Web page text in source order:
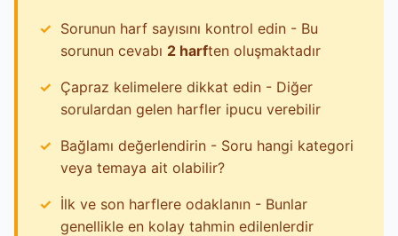
Sorunun harf sayısını kontrol edin - Bu
sorunun cevabı 2 harften oluşmaktadır
Çapraz kelimelere dikkat edin - Diğer
sorulardan gelen harfler ipucu verebilir
Bağlamı değerlendirin - Soru hangi kategori
veya temaya ait olabilir?
İlk ve son harflere odaklanın - Bunlar
genellikle en kolay tahmin edilenlerdir